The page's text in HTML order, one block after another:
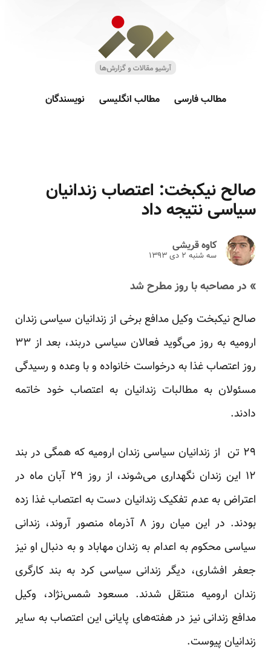
مطالب فارسی مطالب انگلیسی نویسندگان
صالح نیکبخت: اعتصاب زندانیان
سیاسی نتیجه داد
کاوه قریشی
سه شنبه ۲ دى ۱۳۹۳
» در مصاحبه با روز مطرح شد
صالح نیکبخت وکیل مدافع برخی از زندانیان سیاسی زندان
ارومیه به روز می‌گوید فعالان سیاسی دربند، بعد از ۳۳
روز اعتصاب غذا به درخواست خانواده و با وعده و رسیدگی
مسئولان به مطالبات زندانیان به اعتصاب خود خاتمه
دادند.
۲۹ تن از زندانیان سیاسی زندان ارومیه که همگی در بند
۱۲ این زندان نگهداری می‌شوند، از روز ۲۹ آبان ماه در
اعتراض به عدم تفکیک زندانیان دست به اعتصاب غذا زده
بودند. در این میان روز ۸ آذرماه منصور آروند، زندانی
سیاسی محکوم به اعدام به زندان مهاباد و به دنبال او نیز
جعفر افشاری، دیگر زندانی سیاسی کرد به بند کارگری
زندان ارومیه منتقل شدند. مسعود شمس‌نژاد، وکیل
مدافع زندانی نیز در هفته‌های پایانی این اعتصاب به سایر
زندانیان پیوست.